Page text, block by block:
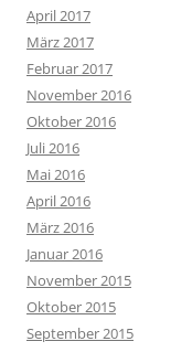
April 2017
März 2017
Februar 2017
November 2016
Oktober 2016
Juli 2016
Mai 2016
April 2016
März 2016
Januar 2016
November 2015
Oktober 2015
September 2015